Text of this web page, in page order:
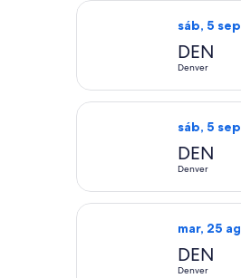
sáb, 5
DEN
Denver
sáb, 5
DEN
Denver
mar, 25
DEN
Denver